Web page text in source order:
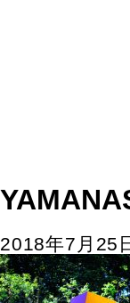
2018年7月25